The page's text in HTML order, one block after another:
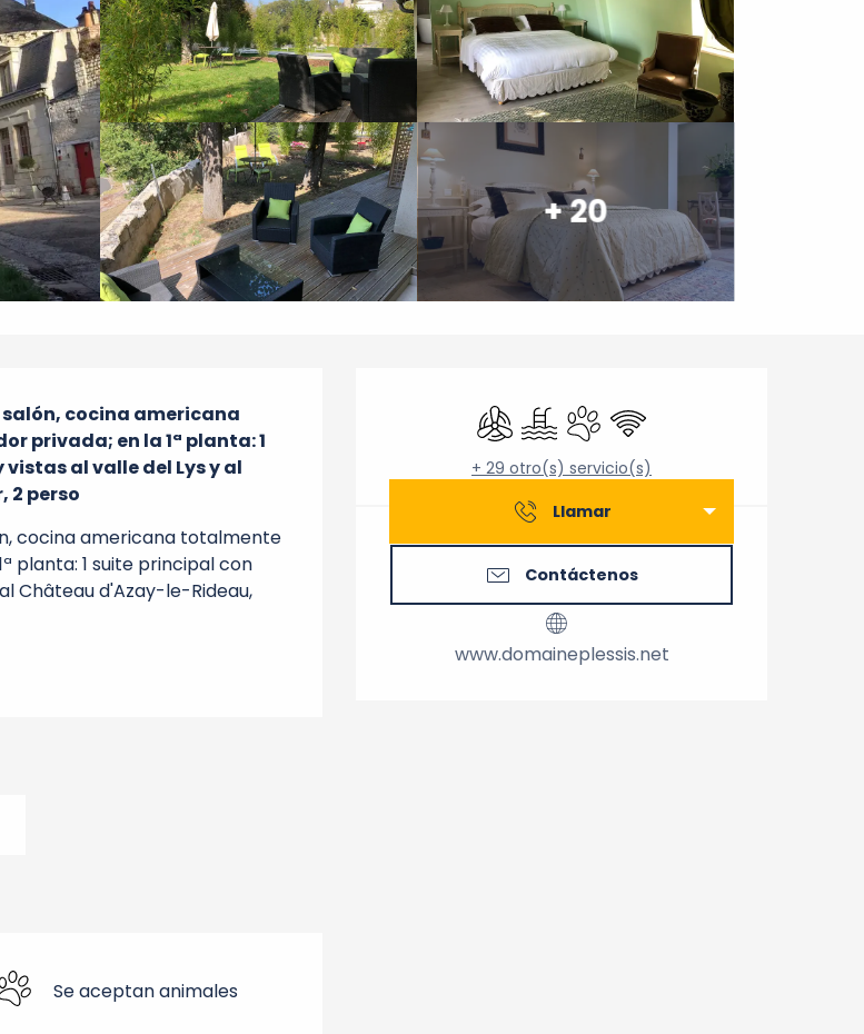
+ 20
Horarios y datos de
Aire Acondicionado
PiscinaSe aceptan animales
Wifi
+ 29 otro(s) servicio(s)
Llamar
Contáctenos
www.domaineplessis.net
cocina americana
privada; en la 1ª planta: 1
al valle del Lys y al
2 perso
cocina americana totalmente
planta: 1 suite principal con
Château d'Azay-le-Rideau,
Se aceptan animales